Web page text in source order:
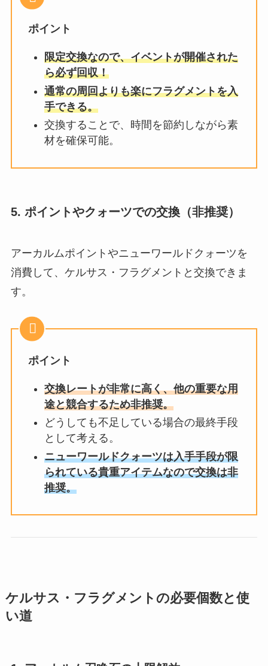
ポイント
限定交換なので、イベントが開催された
ら必ず回収！
通常の周回よりも楽にフラグメントを入
手できる。
交換することで、時間を節約しながら素
材を確保可能。
5. ポイントやクォーツでの交換（非推奨）
アーカルムポイントやニューワールドクォーツを
消費して、ケルサス・フラグメントと交換できま
す。
ポイント
交換レートが非常に高く、他の重要な用
途と競合するため非推奨。
どうしても不足している場合の最終手段
として考える。
ニューワールドクォーツは入手手段が限
られている貴重アイテムなので交換は非
推奨。
ケルサス・フラグメントの必要個数と使
い道